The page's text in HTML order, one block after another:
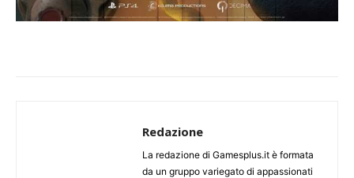
Redazione
La redazione di Gamesplus.it è formata
da un gruppo variegato di appassionati